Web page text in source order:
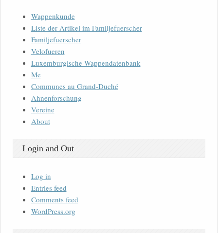
Wappenkunde
Liste der Artikel im Familjefuerscher
Familjefuerscher
Velofueren
Luxemburgische Wappendatenbank
Me
Communes au Grand-Duché
Ahnenforschung
Vereine
About
Login and Out
Log in
Entries feed
Comments feed
WordPress.org